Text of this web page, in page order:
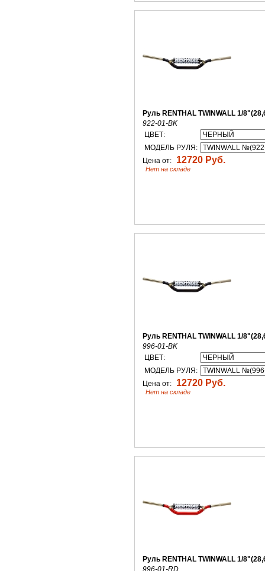
Руль RENTHAL TWINWALL 1/
922-01-BK
ЦВЕТ:
МОДЕЛЬ РУЛЯ:
Цена от:
12720 Руб.
Нет на складе
Руль RENTHAL TWINWALL 1/
996-01-BK
ЦВЕТ:
МОДЕЛЬ РУЛЯ:
Цена от:
12720 Руб.
Нет на складе
Руль RENTHAL TWINWALL 1/
996-01-RD